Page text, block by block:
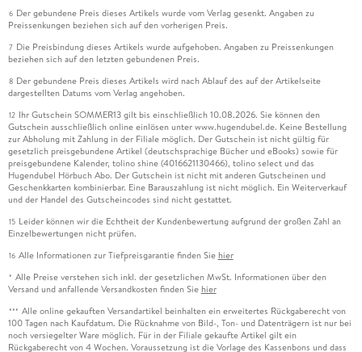
6 Der gebundene Preis dieses Artikels wurde vom Verlag gesenkt. Angaben zu
Preissenkungen beziehen sich auf den vorherigen Preis.
7 Die Preisbindung dieses Artikels wurde aufgehoben. Angaben zu Preissenkungen
beziehen sich auf den letzten gebundenen Preis.
8 Der gebundene Preis dieses Artikels wird nach Ablauf des auf der Artikelseite
dargestellten Datums vom Verlag angehoben.
12 Ihr Gutschein SOMMER13 gilt bis einschließlich 10.08.2026. Sie können den
Gutschein ausschließlich online einlösen unter www.hugendubel.de. Keine Bestellung
zur Abholung mit Zahlung in der Filiale möglich. Der Gutschein ist nicht gültig für
gesetzlich preisgebundene Artikel (deutschsprachige Bücher und eBooks) sowie für
preisgebundene Kalender, tolino shine (4016621130466), tolino select und das
Hugendubel Hörbuch Abo. Der Gutschein ist nicht mit anderen Gutscheinen und
Geschenkkarten kombinierbar. Eine Barauszahlung ist nicht möglich. Ein Weiterverkauf
und der Handel des Gutscheincodes sind nicht gestattet.
15 Leider können wir die Echtheit der Kundenbewertung aufgrund der großen Zahl an
Einzelbewertungen nicht prüfen.
16 Alle Informationen zur Tiefpreisgarantie finden Sie hier
* Alle Preise verstehen sich inkl. der gesetzlichen MwSt. Informationen über den
Versand und anfallende Versandkosten finden Sie hier
*** Alle online gekauften Versandartikel beinhalten ein erweitertes Rückgaberecht von
100 Tagen nach Kaufdatum. Die Rücknahme von Bild-, Ton- und Datenträgern ist nur bei
noch versiegelter Ware möglich. Für in der Filiale gekaufte Artikel gilt ein
Rückgaberecht von 4 Wochen. Voraussetzung ist die Vorlage des Kassenbons und dass